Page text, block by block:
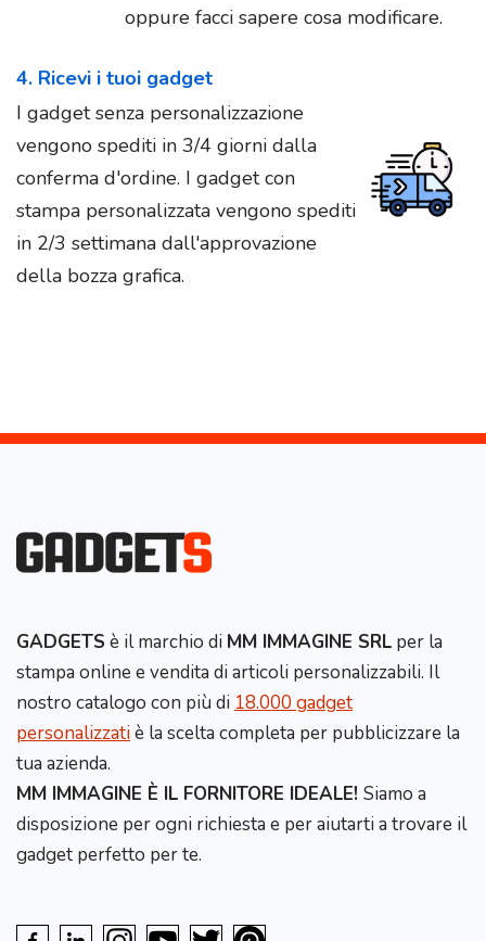
oppure facci sapere cosa modificare.
4. Ricevi i tuoi gadget
I gadget senza personalizzazione
vengono spediti in 3/4 giorni dalla
conferma d'ordine. I gadget con
stampa personalizzata vengono spediti
in 2/3 settimana dall'approvazione
della bozza grafica.
GADGETS è il marchio di MM IMMAGINE SRL per la
stampa online e vendita di articoli personalizzabili. Il
nostro catalogo con più di 18.000 gadget
personalizzatiè la scelta completa per pubblicizzare la
tua azienda.
MM IMMAGINE È IL FORNITORE IDEALE! Siamo a
disposizione per ogni richiesta e per aiutarti a trovare il
gadget perfetto per te.